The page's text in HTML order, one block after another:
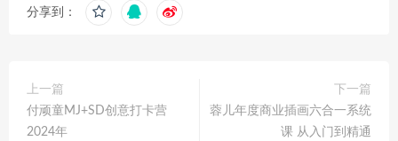
分享到：
上一篇
付顽童MJ+SD创意打卡营
2024年
下一篇
蓉儿年度商业插画六合一系统
课 从入门到精通